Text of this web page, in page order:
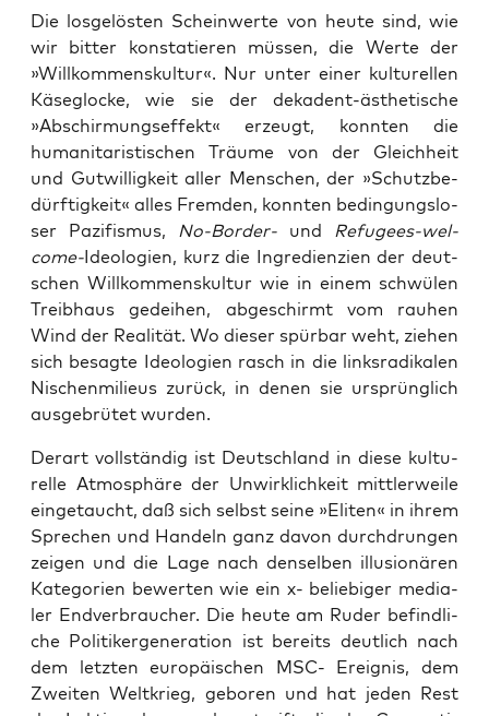
Die los­ge­lös­ten Schein­wer­te von heu­te sind, wie
wir bit­ter kon­sta­tie­ren müs­sen, die Wer­te der
»Will­kom­mens­kul­tur«. Nur unter einer kul­tu­rel­len
Käse­glo­cke, wie sie der deka­dent-ästhe­ti­sche
»Abschir­mungs­ef­fekt« erzeugt, konn­ten die
huma­ni­ta­ris­ti­schen Träu­me von der Gleich­heit
und Gut­wil­lig­keit aller Men­schen, der »Schutz­be­
dürf­tig­keit« alles Frem­den, konn­ten bedin­gungs­lo­
ser Pazi­fis­mus, No-Bor­der- und Refu­gees-wel-
come-Ideo­lo­gien, kurz die Ingre­di­en­zi­en der deut­
schen Will­kom­mens­kul­tur wie in einem schwü­len
Treib­haus gedei­hen, abge­schirmt vom rau­hen
Wind der Rea­li­tät. Wo die­ser spür­bar weht, zie­hen
sich besag­te Ideo­lo­gien rasch in die links­ra­di­ka­len
Nischen­milieus zurück, in denen sie ursprüng­lich
aus­ge­brü­tet wurden.
Der­art voll­stän­dig ist Deutsch­land in die­se kul­tu­
rel­le Atmo­sphä­re der Unwirk­lich­keit mitt­ler­wei­le
ein­ge­taucht, daß sich selbst sei­ne »Eli­ten« in ihrem
Spre­chen und Han­deln ganz davon durch­drun­gen
zei­gen und die Lage nach den­sel­ben illu­sio­nä­ren
Kate­go­rien bewer­ten wie ein x- belie­bi­ger media­
ler End­ver­brau­cher. Die heu­te am Ruder befind­li­
che Poli­ti­ker­ge­nera­ti­on ist bereits deut­lich nach
dem letz­ten euro­päi­schen MSC- Ereig­nis, dem
Zwei­ten Welt­krieg, gebo­ren und hat jeden Rest